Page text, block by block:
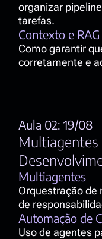
organizar
tarefas.
Contexto e
Como garantir
corretamente e
Aula 02: 19/08
Multiagentes
Multiagentes
Orquestração de
de
Automação de
Uso de agentes